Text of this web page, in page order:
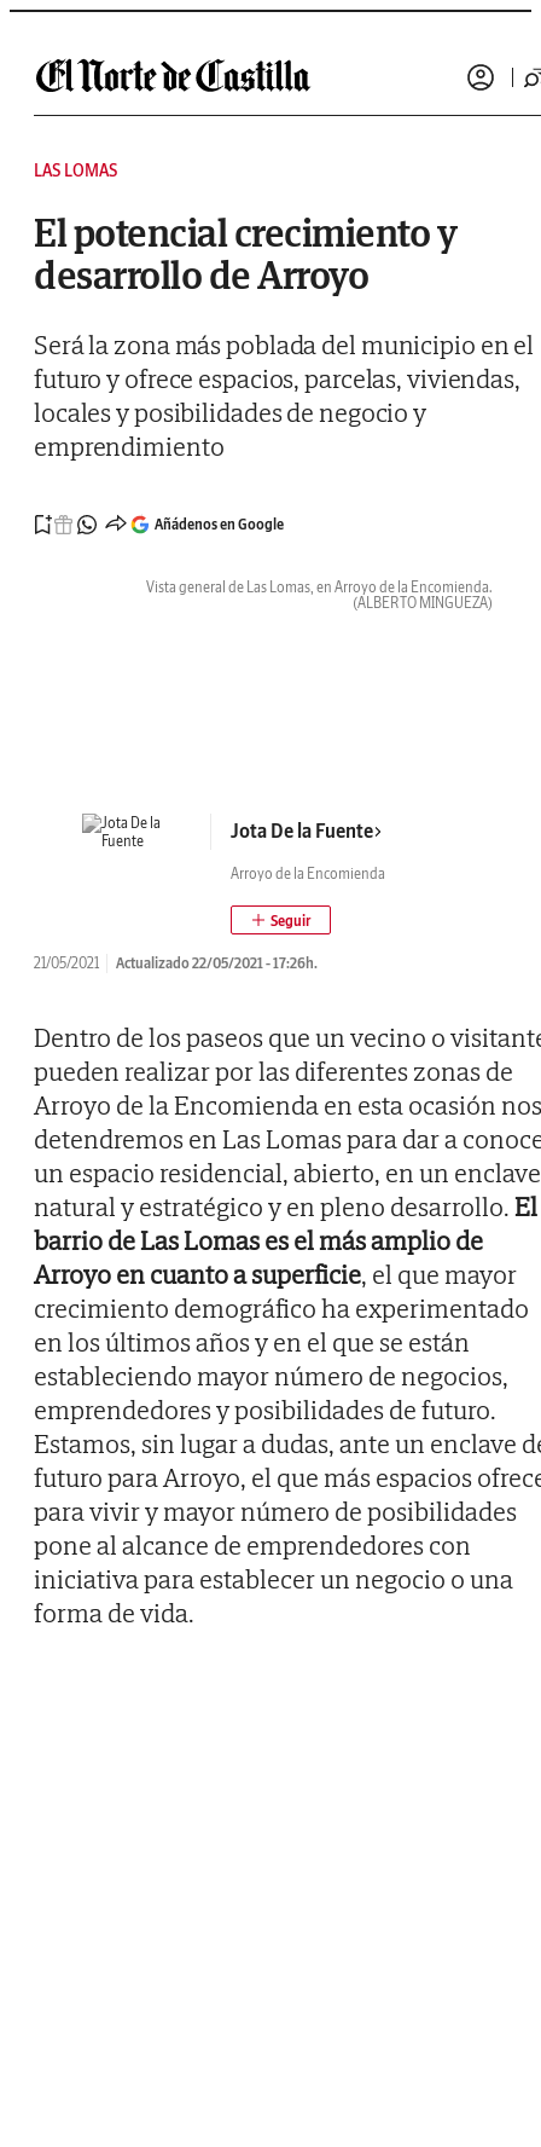
Saltar al contenido
LAS LOMAS
El potencial crecimiento y
desarrollo de Arroyo
Será la zona más poblada del municipio en el
futuro y ofrece espacios, parcelas, viviendas,
locales y posibilidades de negocio y
emprendimiento
Añádenos en Google
Vista general de Las Lomas, en Arroyo de la Encomienda.
(ALBERTO MINGUEZA)
Jota De la Fuente
Arroyo de la Encomienda
21/05/2021 Actualizado 22/05/2021 - 17:26h.
Dentro de los paseos que un vecino o
pueden realizar por las diferentes zonas de
Arroyo de la Encomienda en esta ocasión nos
detendremos en Las Lomas para dar a
un espacio residencial, abierto, en un enclave
natural y estratégico y en pleno desarrollo.El
barrio de Las Lomas es el más amplio de
Arroyo en cuanto a superficie, el que mayor
crecimiento demográfico ha experimentado
en los últimos años y en el que se están
estableciendo mayor número de negocios,
emprendedores y posibilidades de futuro.
Estamos, sin lugar a dudas, ante un enclave
futuro para Arroyo, el que más espacios
para vivir y mayor número de posibilidades
pone al alcance de emprendedores con
iniciativa para establecer un negocio o una
forma de vida.